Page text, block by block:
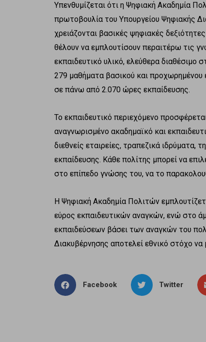
Υπενθυμίζεται ότι η Ψηφιακή Ακαδημία
πρωτοβουλία του Υπουργείου Ψηφιακής
χρειάζονται βασικές ψηφιακές
θέλουν να εμπλουτίσουν περαιτέρω τις
εκπαιδευτικό υλικό, ελεύθερα διαθέσιμο
279 μαθήματα βασικού και προχωρημένου
σε πάνω από 2.070 ώρες εκπαίδευσης.
Το εκπαιδευτικό περιεχόμενο
αναγνωρισμένο ακαδημαϊκό και
διεθνείς εταιρείες, τραπεζικά ιδρύματα,
εκπαίδευσης. Κάθε πολίτης μπορεί να
στο επίπεδο γνώσης του, να το
Η Ψηφιακή Ακαδημία Πολιτών
εύρος εκπαιδευτικών αναγκών, ενώ στο
εκπαιδεύσεων βάσει των αναγκών του
Διακυβέρνησης αποτελεί εθνικό στόχο να
Facebook Twitter